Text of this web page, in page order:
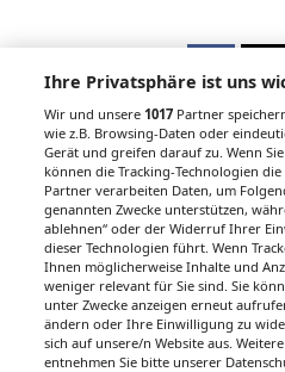
Unsere
Hier finden
Austria sowie
Ausgaben.
Ihre Privatsphäre ist uns
Wir und unsere1017 Partner
wie z.B. Browsing-Daten oder
Gerät und greifen darauf zu. Wenn
können die Tracking-Technologien
Partner verarbeiten Daten, um
genannten Zwecke unterstützen,
ablehnen“ oder der Widerruf Ihrer
dieser Technologien führt. Wenn
Ihnen möglicherweise Inhalte und
weniger relevant für Sie sind. Sie
unter Zwecke anzeigen erneut
ändern oder Ihre Einwilligung zu
sich auf unsere/n Website aus.
entnehmen Sie bitte unserer